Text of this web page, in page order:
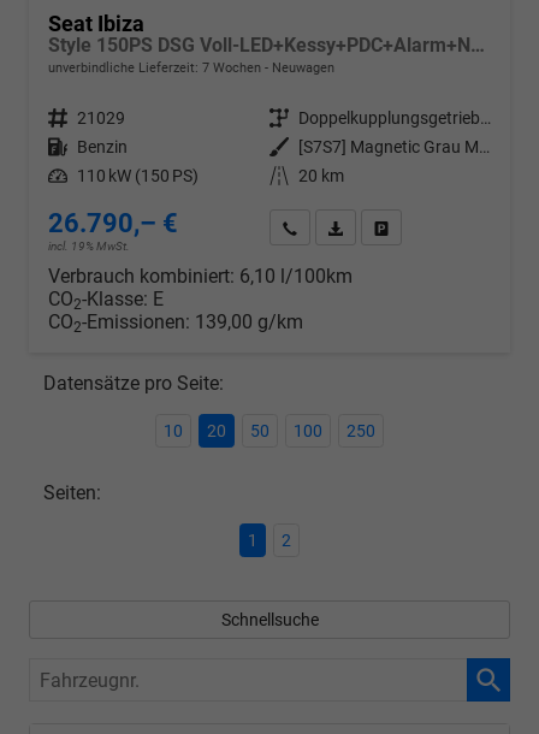
Seat Ibiza
Style 150PS DSG Voll-LED+Kessy+PDC+Alarm+Navi+Pano+Sound+Kamera+GV5
unverbindliche Lieferzeit: 7 Wochen Neuwagen
Fahrzeugnr. 21029 Getriebe
Doppelkupplungsgetriebe (DSG)
Kraftstoff Benzin Außenfarbe
[S7S7] Magnetic Grau Metallic
Leistung 110 kW (150 PS) Kilometerstand 20 km
26.790,– €
incl. 19% MwSt.
Wir rufen Sie anPDF-Datei, Fahrzeugexposé
Verbrauch kombiniert: 6,10 l/100km
CO2-Klasse: E
CO2-Emissionen: 139,00 g/km
Datensätze pro Seite:
10 20 50 100 250
Seiten:
1 2
Schnellsuche
Fahrzeugnr.